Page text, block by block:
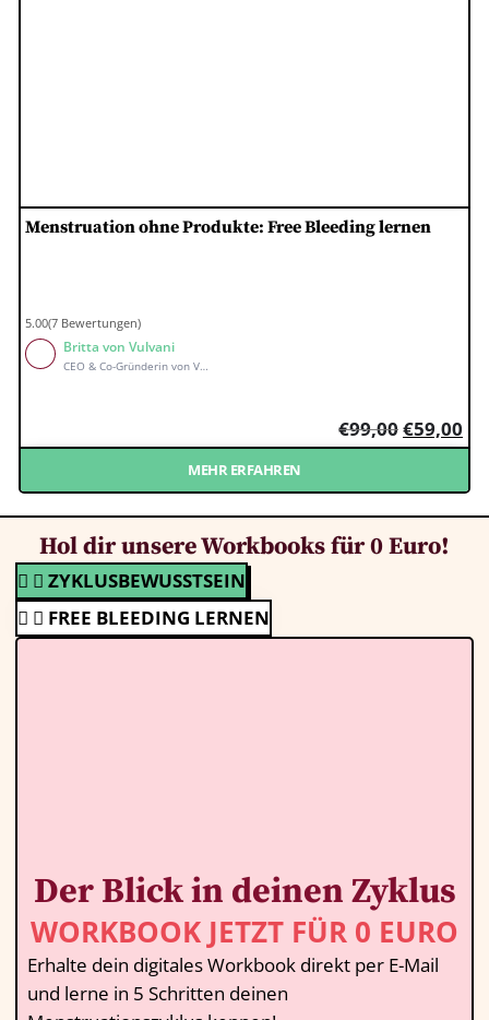
Menstruation ohne Produkte: Free Bleeding lernen
5.00(7 Bewertungen)
Britta von Vulvani
CEO & Co-Gründerin von Vulvani
€99,00€59,00
MEHR ERFAHREN
Hol dir unsere Workbooks für 0 Euro!
ZYKLUSBEWUSSTSEIN
FREE BLEEDING LERNEN
Der Blick in deinen Zyklus
WORKBOOK JETZT FÜR 0 EURO
Erhalte dein digitales Workbook direkt per E-Mail
und lerne in 5 Schritten deinen